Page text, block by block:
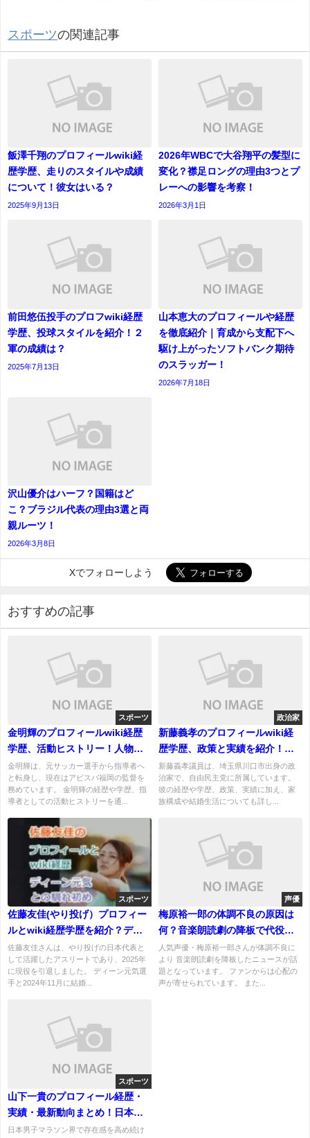
スポーツの関連記事
飯澤千翔のプロフィールwiki経
歴学歴、走りのスタイルや成績
について！彼女はいる？
2025年9月13日
2026年WBCで大谷翔平の髪型に
変化？襟足ロングの理由3つとプ
レーへの影響を考察！
2026年3月1日
前田悠伍投手のプロフwiki経歴
学歴、投球スタイルを紹介！２
軍の成績は？
2025年7月13日
山本恵大のプロフィールや経歴
を徹底紹介｜育成から支配下へ
駆け上がったソフトバンク期待
のスラッガー！
2026年7月18日
沢山優介はハーフ？国籍はど
こ？ブラジル代表の理由3選と両
親ルーツ！
2026年3月8日
Xでフォローしよう
おすすめの記事
スポーツ
金明輝のプロフィールwiki経歴
学歴、活動ヒストリー！人物像
と評価は？
金明輝は、元サッカー選手から指導者へ
と転身し、現在はアビスパ福岡の監督を
務めています。 金明輝の経歴や学歴、指
導者としての活動ヒストリーを通...
政治家
新藤義孝のプロフィールwiki経
歴学歴、政策と実績を紹介！結
婚、妻や子供についても！
新藤義孝議員は、埼玉県川口市出身の政
治家で、自由民主党に所属しています。
彼の経歴や学歴、政策、実績に加え、家
族構成や結婚生活についても詳し...
スポーツ
佐藤友佳(やり投げ）プロフィー
ルとwiki経歴学歴を紹介？ディ
ーン元気との出会いと馴れ初め
佐藤友佳さんは、やり投げの日本代表と
して活躍したアスリートであり、2025年
に現役を引退しました。 ディーン元気選
手と2024年11月に結婚...
声優
梅原裕一郎の体調不良の原因は
何？音楽朗読劇の降板で代役の
ほうが有名？
人気声優・梅原裕一郎さんが体調不良に
より 音楽朗読劇を降板したニュースが話
題となっています。 ファンからは心配の
声が寄せられています。 また...
スポーツ
山下一貴のプロフィール経歴・
実績・最新動向まとめ！日本マ
ラソン界を担うエース
日本男子マラソン界で存在感を高め続け